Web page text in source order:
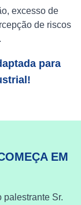
excesso de
de riscos
para
EM
palestrante Sr.